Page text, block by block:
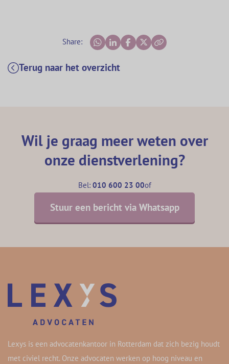
Terug naar het overzicht
Share:
Wil je graag meer weten over
onze dienstverlening?
Bel: 010 600 23 00of
Stuur een bericht via Whatsapp
Lexys is een advocatenkantoor in Rotterdam dat zich bezig houdt
met civiel recht. Onze advocaten werken op hoog niveau en